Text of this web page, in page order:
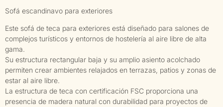
Sofá escandinavo para exteriores
Este sofá de teca para exteriores está diseñado para salones de
complejos turísticos y entornos de hostelería al aire libre de alta
gama.
Su estructura rectangular baja y su amplio asiento acolchado
permiten crear ambientes relajados en terrazas, patios y zonas de
estar al aire libre.
La estructura de teca con certificación FSC proporciona una
presencia de madera natural con durabilidad para proyectos de